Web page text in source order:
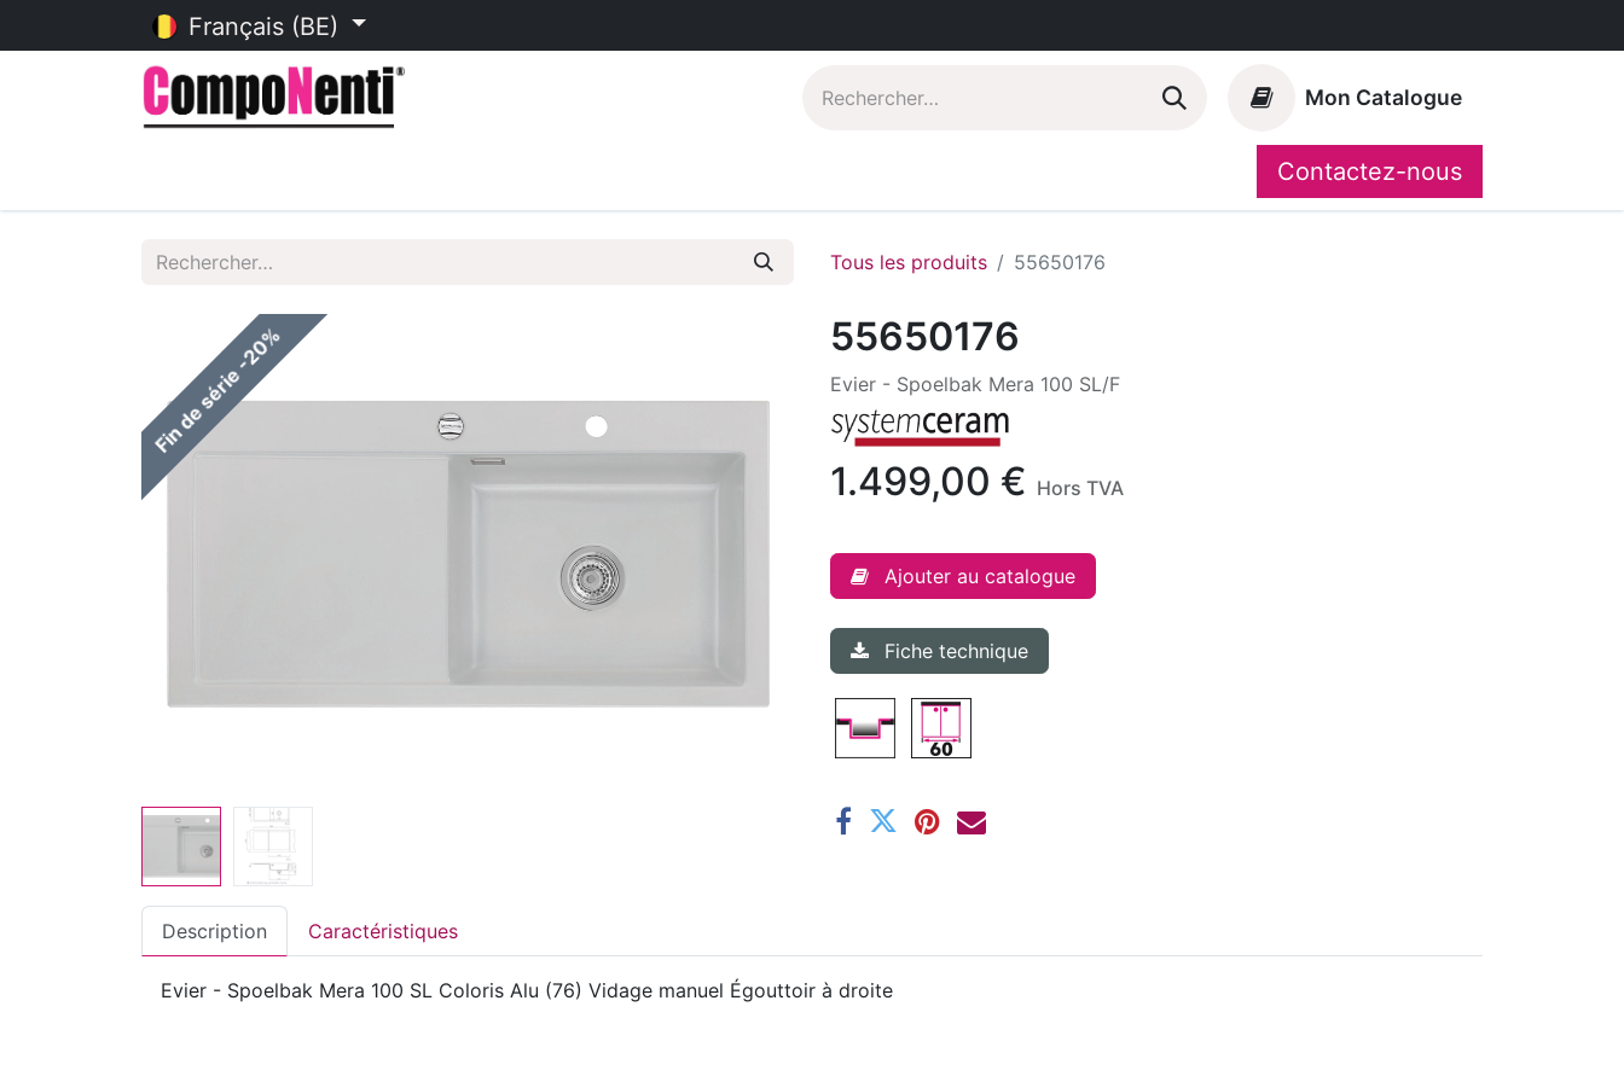
Français (BE)
Mon Catalogue
CompoShop
Contactez-nous
Tous les produits 55650176
Fin de série -20% 55650176
Evier - Spoelbak Mera 100 SL/F
1.499,00 € Hors TVA
Ajouter au catalogue
Fiche technique
Description Caractéristiques
Evier - Spoelbak Mera 100 SL Coloris Alu (76) Vidage manuel Égouttoir à droite